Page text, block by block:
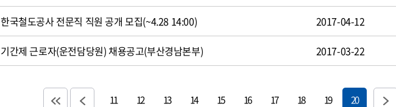
한국철도공사 전문직 직원 공개 모집(~4.28 14:00) 2017-04-12
기간제 근로자(운전담당원) 채용공고(부산경남본부) 2017-03-22
11 12 13 14 15 16 17 18 19 20